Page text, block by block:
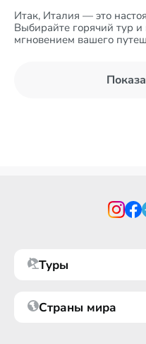
Итак, Италия — это
Выбирайте горячий тур
мгновением вашего
Туры
Страны мира